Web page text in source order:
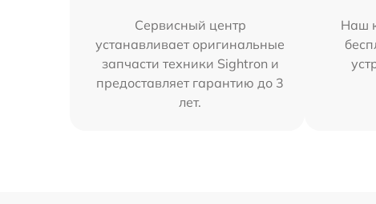
Сервисный центр
устанавливает оригинальные
запчасти техники Sightron и
предоставляет гарантию до 3
лет.
Наш